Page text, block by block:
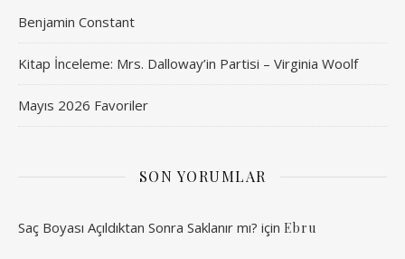
Benjamin Constant
Kitap İnceleme: Mrs. Dalloway’in Partisi – Virginia Woolf
Mayıs 2026 Favoriler
SON YORUMLAR
Saç Boyası Açıldıktan Sonra Saklanır mı? için Ebru